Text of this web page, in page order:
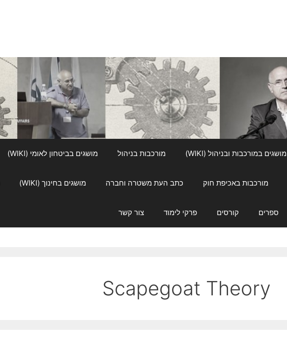
מושגים במורכבות ובניהול (WIKI) מורכבות בניהול מושגים בביטחון לאומי (WIKI)
מורכבות באכיפת חוק כתב העת משטרה וחברה מושגים בחינוך (WIKI)
ספרים קורסים פרקי לימוד צור קשר
Scapegoat Theory